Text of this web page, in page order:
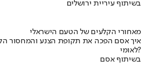
בשיתוף עיריית ירושלים
מאחורי הקלעים של הטעם הישראלי
לאומי?
בשיתוף אסם